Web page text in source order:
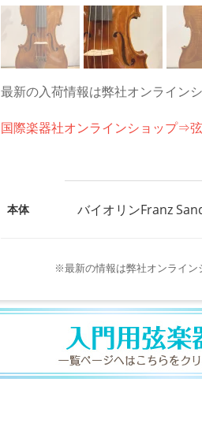
最新の入荷情報は弊社オンライン
国際楽器社オンラインショップ⇒
本体 バイオリンFranz
※最新の情報は弊社オンライ